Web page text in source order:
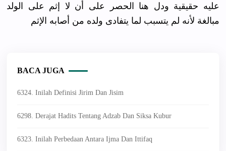
عليه حقيقية ودل هنا الحصر على أن لا إثم على الولد
مبالغة لأنه لم يتسبب لما يتفادى ولده من أصابه الإثم
BACA JUGA
6324. Inilah Definisi Jirim Dan Jisim
6298. Derajat Hadits Tentang Adzab Dan Siksa Kubur
6323. Inilah Perbedaan Antara Ijma Dan Ittifaq